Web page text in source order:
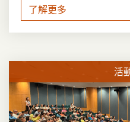
了解更多
活